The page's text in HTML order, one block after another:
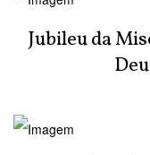
Jubileu da